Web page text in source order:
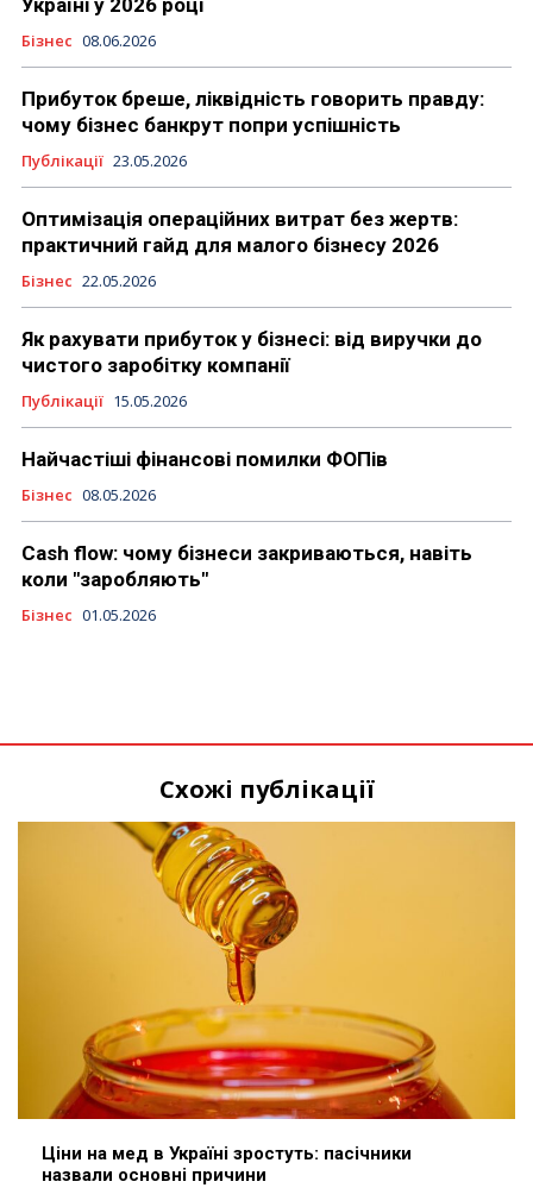
Бізнес 08.06.2026
Прибуток бреше, ліквідність говорить правду:
чому бізнес банкрут попри успішність
Публікації 23.05.2026
Оптимізація операційних витрат без жертв:
практичний гайд для малого бізнесу 2026
Бізнес 22.05.2026
Як рахувати прибуток у бізнесі: від виручки до
чистого заробітку компанії
Публікації 15.05.2026
Найчастіші фінансові помилки ФОПів
Бізнес 08.05.2026
Cash flow: чому бізнеси закриваються, навіть
коли "заробляють"
Бізнес 01.05.2026
Схожі публікації
Ціни на мед в Україні зростуть: пасічники
назвали основні причини